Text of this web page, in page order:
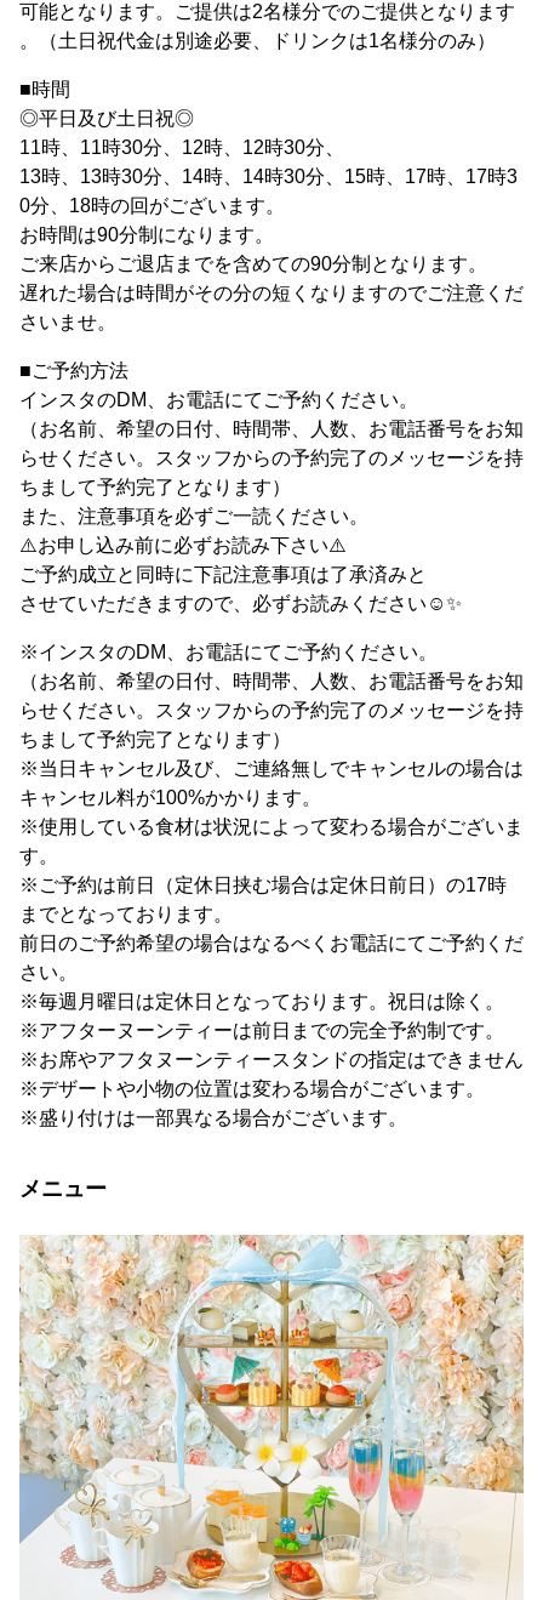
可能となります。ご提供は2名様分でのご提供となります
。（土日祝代金は別途必要、ドリンクは1名様分のみ）
■時間
◎平日及び土日祝◎
11時、11時30分、12時、12時30分、
13時、13時30分、14時、14時30分、15時、17時、17時3
0分、18時の回がございます。
お時間は90分制になります。
ご来店からご退店までを含めての90分制となります。
遅れた場合は時間がその分の短くなりますのでご注意くだ
さいませ。
■ご予約方法
インスタのDM、お電話にてご予約ください。
（お名前、希望の日付、時間帯、人数、お電話番号をお知
らせください。スタッフからの予約完了のメッセージを持
ちまして予約完了となります）
また、注意事項を必ずご一読ください。
⚠️お申し込み前に必ずお読み下さい⚠️
ご予約成立と同時に下記注意事項は了承済みと
させていただきますので、必ずお読みください☺️✨
※インスタのDM、お電話にてご予約ください。
（お名前、希望の日付、時間帯、人数、お電話番号をお知
らせください。スタッフからの予約完了のメッセージを持
ちまして予約完了となります）
※当日キャンセル及び、ご連絡無しでキャンセルの場合は
キャンセル料が100%かかります。
※使用している食材は状況によって変わる場合がございま
す。
※ご予約は前日（定休日挟む場合は定休日前日）の17時
までとなっております。
前日のご予約希望の場合はなるべくお電話にてご予約くだ
さい。
※毎週月曜日は定休日となっております。祝日は除く。
※アフターヌーンティーは前日までの完全予約制です。
※お席やアフタヌーンティースタンドの指定はできません
※デザートや小物の位置は変わる場合がございます。
※盛り付けは一部異なる場合がございます。
メニュー